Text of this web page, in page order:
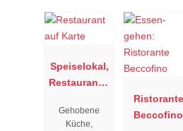
Speiselokal,
Restaurant "
"
Gehobene
Küche,
Ristorante
Beccofino